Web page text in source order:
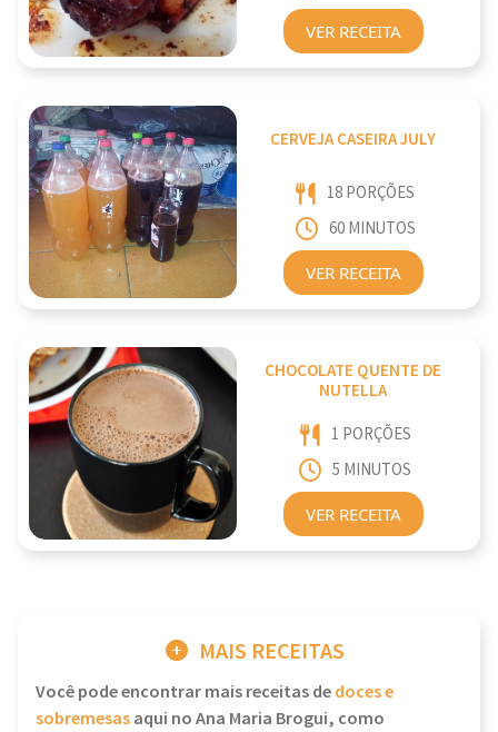
VER RECEITA
CERVEJA CASEIRA JULY
18 PORÇÕES
60 MINUTOS
VER RECEITA
CHOCOLATE QUENTE DE
NUTELLA
1 PORÇÕES
5 MINUTOS
VER RECEITA
MAIS RECEITAS
Você pode encontrar mais receitas dedoces e
sobremesasaqui no Ana Maria Brogui, como